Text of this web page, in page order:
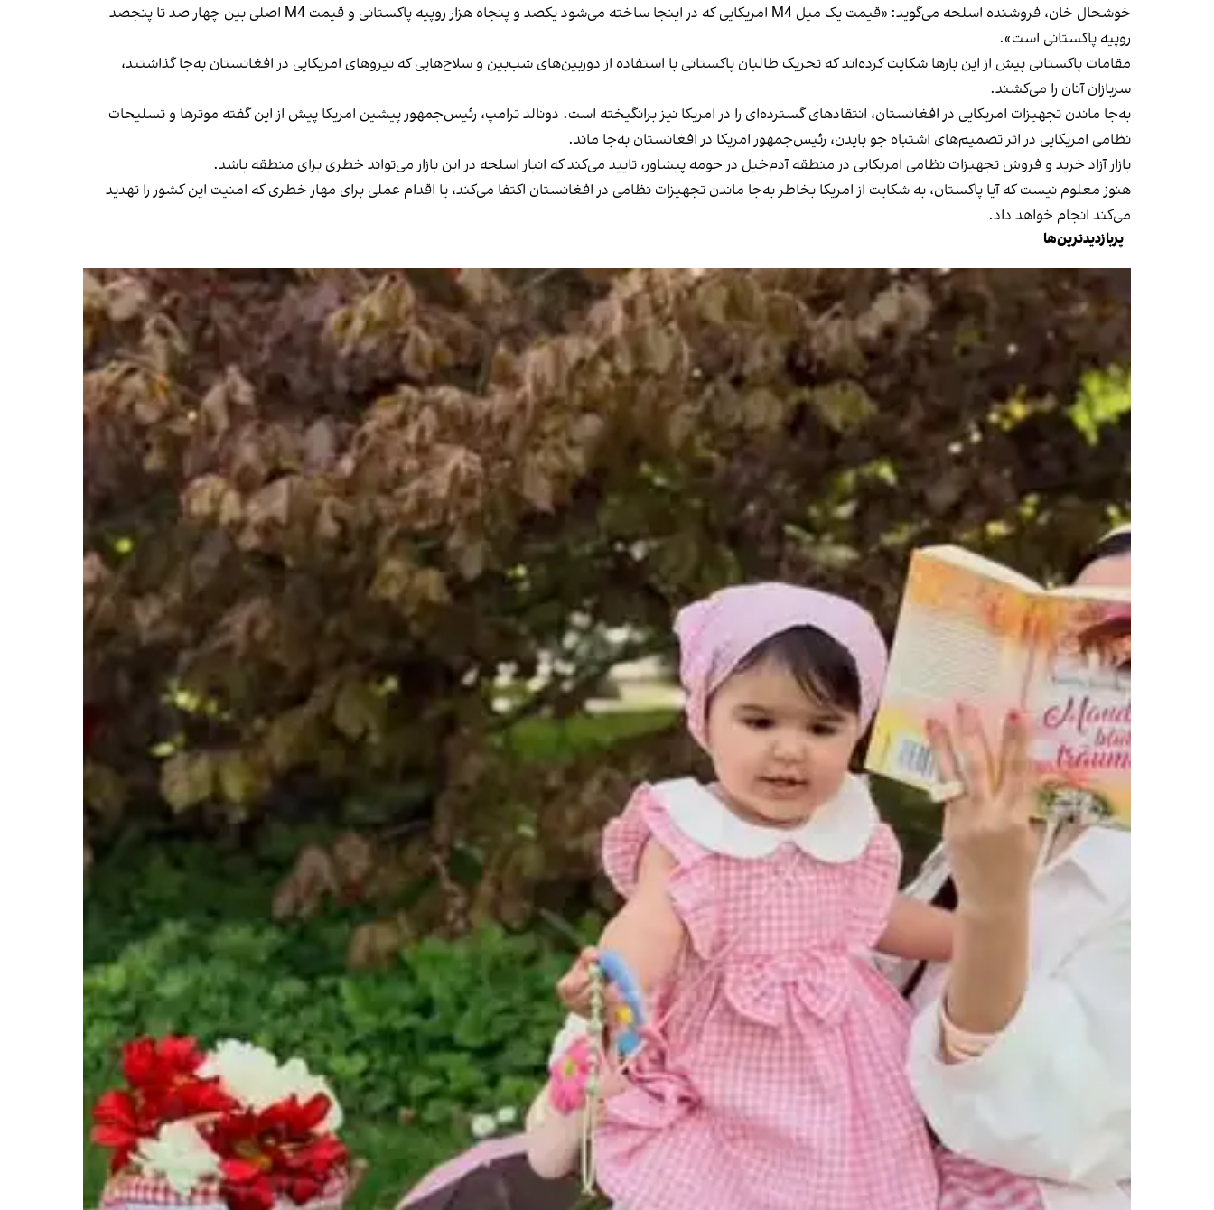
خوشحال خان، فروشنده اسلحه می‌گوید: «قیمت یک میل M4 امریکایی که در اینجا ساخته می‌شود یکصد و پنجاه هزار روپیه پاکستانی و قیمت M4 اصلی بین چهار صد تا پنجصد
روپیه پاکستانی است».
مقامات پاکستانی پیش از این بارها شکایت کرده‌اند که تحریک طالبان پاکستانی با استفاده از دوربین‌های شب‌بین و سلاح‌هایی که نیروهای امریکایی در افغانستان به‌جا گذاشتند،
سربازان آنان را می‌کشند.
به‌جا ماندن تجهیزات امریکایی در افغانستان، انتقادهای گسترده‌ای را در امریکا نیز برانگیخته است. دونالد ترامپ، رئیس‌جمهور پیشین امریکا پیش از این گفته موترها و تسلیحات
نظامی امریکایی در اثر تصمیم‌های اشتباه جو بایدن، رئیس‌جمهور امریکا در افغانستان به‌جا ماند.
بازار آزاد خرید و فروش تجهیزات نظامی امریکایی در منطقه آدم‌خیل در حومه پیشاور، تایید می‌کند که انبار اسلحه در این بازار می‌تواند خطری برای منطقه باشد.
هنوز معلوم نیست که آیا پاکستان، به شکایت از امریکا بخاطر به‌جا ماندن تجهیزات نظامی در افغانستان اکتفا می‌کند، یا اقدام عملی برای مهار خطری که امنیت این کشور را تهدید
می‌کند انجام خواهد داد.
پربازدیدترین‌ها